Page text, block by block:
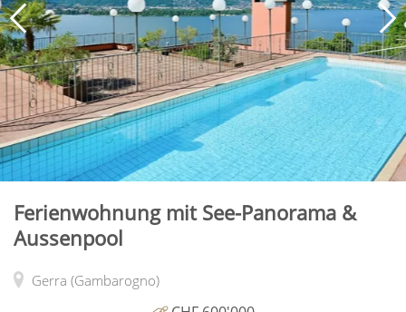
Ferienwohnung mit See-Panorama &
Aussenpool
Gerra (Gambarogno)